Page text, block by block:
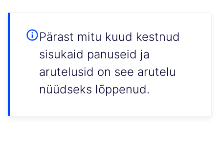
Pärast mitu kuud kestnud
sisukaid panuseid ja
arutelusid on see arutelu
nüüdseks lõppenud.